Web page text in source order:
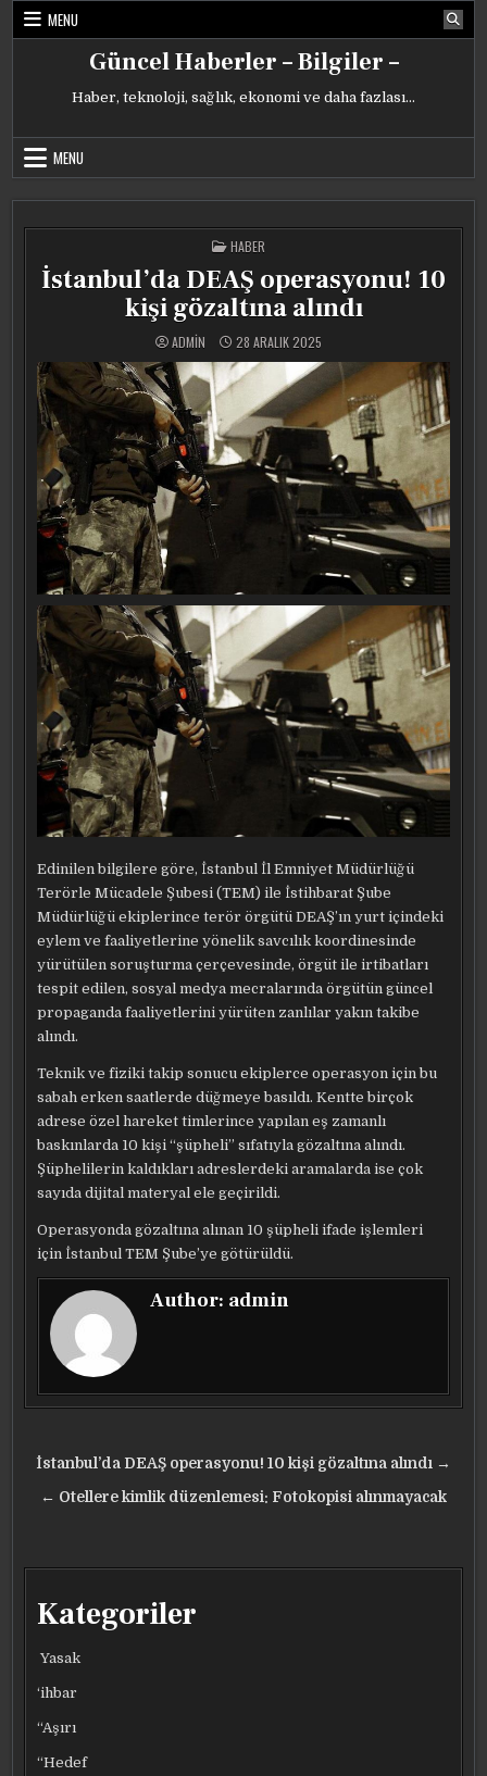
Skip
MENU
Güncel Haberler – Bilgiler –
Haber, teknoloji, sağlık, ekonomi ve daha fazlası…
MENU
POSTED
IN
HABER
İstanbul’da DEAŞ operasyonu! 10
kişi gözaltına alındı
ADMIN 28 ARALIK 2025
Edinilen bilgilere göre, İstanbul İl Emniyet Müdürlüğü
Terörle Mücadele Şubesi (TEM) ile İstihbarat Şube
Müdürlüğü ekiplerince terör örgütü DEAŞ’ın yurt içindeki
eylem ve faaliyetlerine yönelik savcılık koordinesinde
yürütülen soruşturma çerçevesinde, örgüt ile irtibatları
tespit edilen, sosyal medya mecralarında örgütün güncel
propaganda faaliyetlerini yürüten zanlılar yakın takibe
alındı.
Teknik ve fiziki takip sonucu ekiplerce operasyon için bu
sabah erken saatlerde düğmeye basıldı. Kentte birçok
adrese özel hareket timlerince yapılan eş zamanlı
baskınlarda 10 kişi “şüpheli” sıfatıyla gözaltına alındı.
Şüphelilerin kaldıkları adreslerdeki aramalarda ise çok
sayıda dijital materyal ele geçirildi.
Operasyonda gözaltına alınan 10 şüpheli ifade işlemleri
için İstanbul TEM Şube’ye götürüldü.
Author: admin
Yazı
gezinmesi
İstanbul’da DEAŞ operasyonu! 10 kişi gözaltına alındı →
← Otellere kimlik düzenlemesi: Fotokopisi alınmayacak
Kategoriler
Yasak
‘ihbar
“Aşırı
“Hedef